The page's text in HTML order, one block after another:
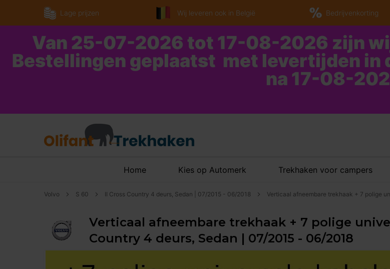
Lage prijzen Wij leveren ook in België Bedrijvenkorting
Van 25-07-2026 tot 17-08-2026 zijn
Bestellingen geplaatst met levertijden in
na 17-08-
Home Kies op Automerk Trekhaken voor campers
Volvo S 60 II Cross Country 4 deurs, Sedan | 07/2015 - 06/2018 Verticaal afneembare trekhaak + 7 polige
Verticaal afneembare trekhaak + 7 polige
Country 4 deurs, Sedan | 07/2015 - 06/2018